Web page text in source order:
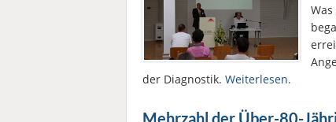
der Diagnostik. Weiterlesen.